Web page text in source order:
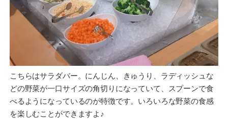
こちらはサラダバー。にんじん、きゅうり、ラディッシュな
どの野菜が一口サイズの角切りになっていて、スプーンで食
べるようになっているのが特徴です。いろいろな野菜の食感
を楽しむことができますよ♪